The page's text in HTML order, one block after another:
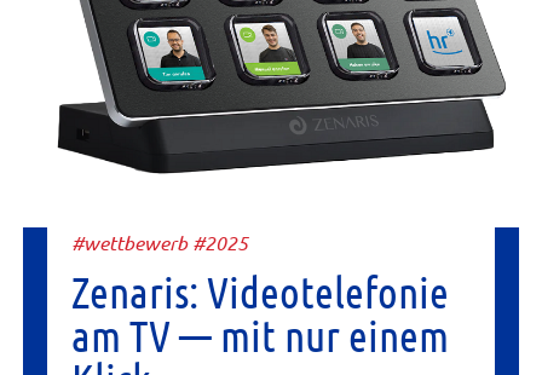
#wettbewerb #2025
Zenaris: Videotelefonie
am TV — mit nur einem